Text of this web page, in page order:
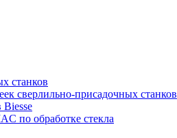
станков
сверлильно-присадочных станков
по обработке стекла